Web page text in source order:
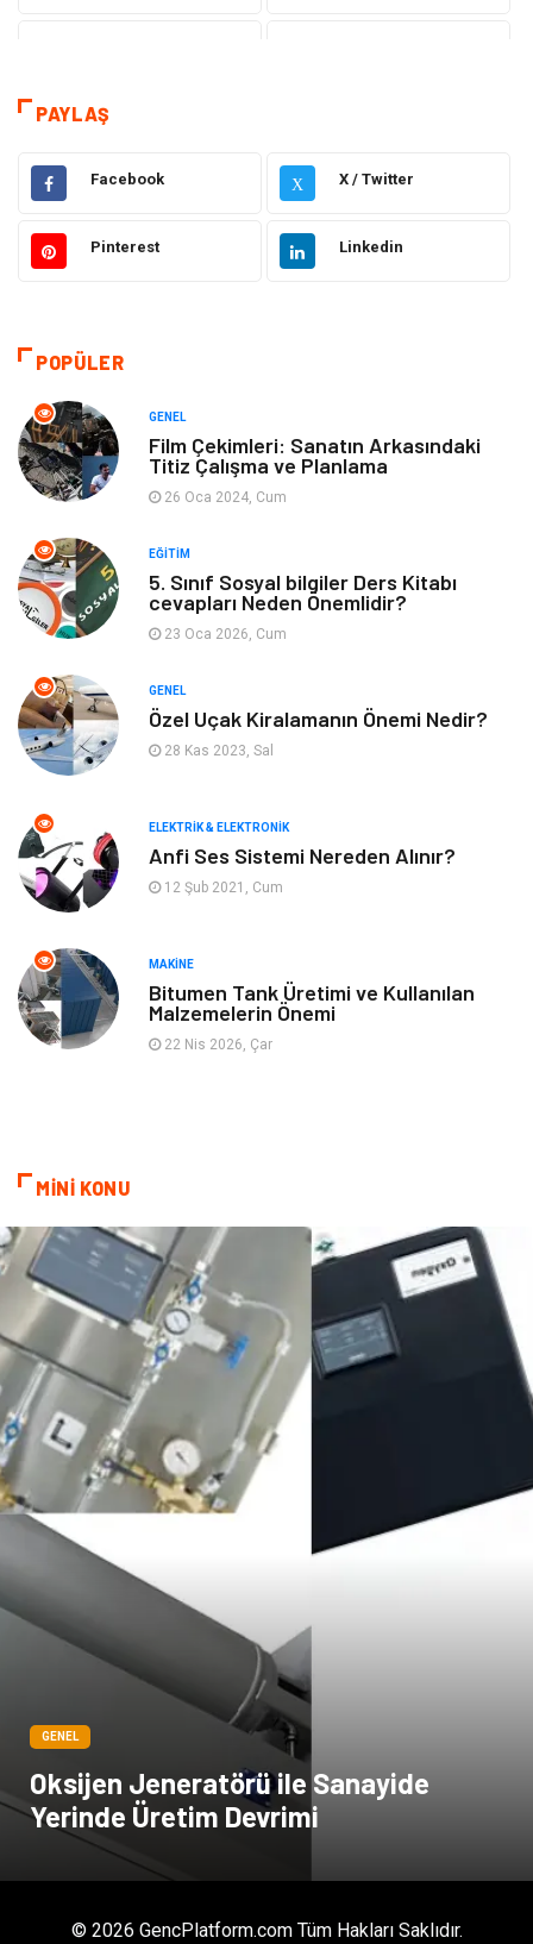
Sağlık
Hukuk Dekorasyon
Elektrik & Elektronik Giyim
Eğitim ve Kariyer
Otomotiv
Makine Alışveriş
Keyif ve Hobi
Tatil Yeme İçme
Bilgisayar & Yazılım Spor
İnternet
Finans ve Yönetim Gayrimenkul
Mobilya Aksesuar
Anne Çocuk
Tekstil Hediyelik Eşya
Bitkisel Ürünler
Spor Malzemeleri Bebek Giyim
PAYLAŞ
Facebook X X / Twitter
Pinterest Linkedin
POPÜLER
GENEL
Film Çekimleri: Sanatın Arkasındaki
Titiz Çalışma ve Planlama
26 Oca 2024, Cum
EĞITIM
5. Sınıf Sosyal bilgiler Ders Kitabı
cevapları Neden Önemlidir?
23 Oca 2026, Cum
GENEL
Özel Uçak Kiralamanın Önemi Nedir?
28 Kas 2023, Sal
ELEKTRIK & ELEKTRONIK
Anfi Ses Sistemi Nereden Alınır?
12 Şub 2021, Cum
MAKINE
Bitumen Tank Üretimi ve Kullanılan
Malzemelerin Önemi
22 Nis 2026, Çar
MİNİ KONU
GENEL
Oksijen Jeneratörü ile Sanayide
Yerinde Üretim Devrimi
© 2026 GencPlatform.com Tüm Hakları Saklıdır.